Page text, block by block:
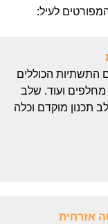
לעיל:
התשתיות הכוללים
ועוד. שלב
תכנון מוקדם וכלה
אזרחית